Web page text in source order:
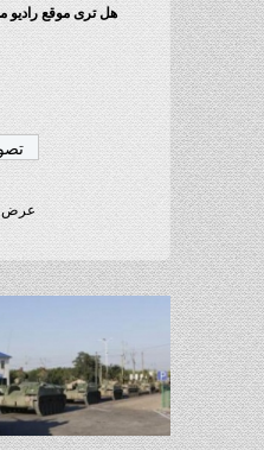
هل ترى موقع راديو مصر مواكب
عرض النتائج